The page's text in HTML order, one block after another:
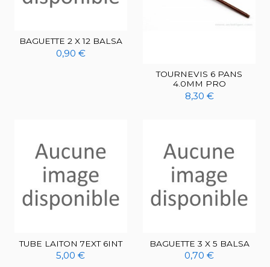
BAGUETTE 2 X 12 BALSA
0,90 €
TOURNEVIS 6 PANS
4.0MM PRO
8,30 €
TUBE LAITON 7EXT 6INT
5,00 €
BAGUETTE 3 X 5 BALSA
0,70 €